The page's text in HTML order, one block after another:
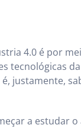
4.0 é por
tecnológicas
justamente,
a estudar o